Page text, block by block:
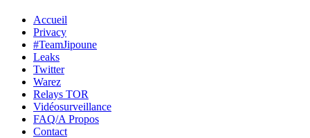
Skip
content
Accueil
Privacy
#TeamJipoune
Leaks
Twitter
Warez
Relays TOR
Vidéosurveillance
FAQ/A Propos
Contact